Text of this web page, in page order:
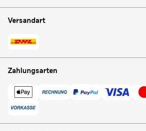
Versandart
Zahlungsarten